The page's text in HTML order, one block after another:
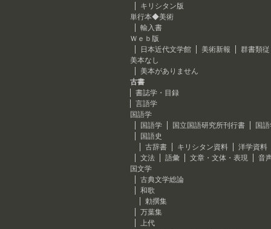
キリシタン版
単行本◆美術
輸入書
Ｗｅｂ版
日本近代文学館
美術新報
群書類
美本なし
美本がありません
古書
書誌学・目録
言語学
国語学
国語学
国立国語研究所刊行書
国
国語史
古辞書
キリシタン資料
洋学資料
文法
語彙 文章・文体・表現
音
国文学
古典文学総論
和歌
勅撰集
万葉集
上代